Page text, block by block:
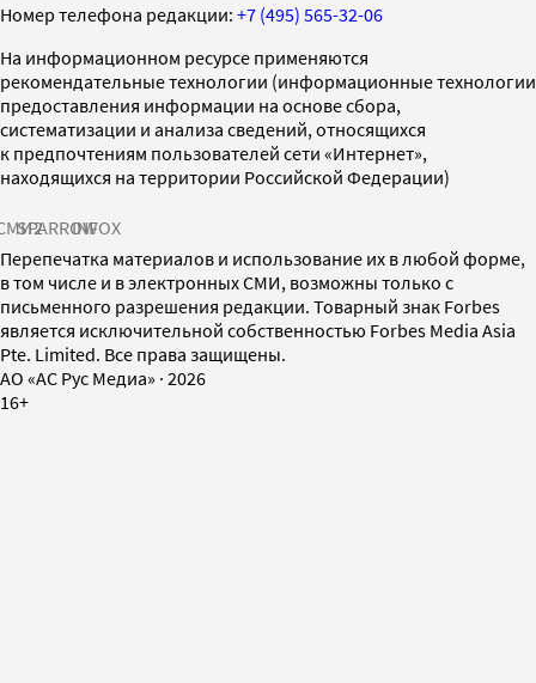
Номер телефона редакции: +7 (495) 565-32-06
На информационном ресурсе применяются
рекомендательные технологии (информационные технологии
предоставления информации на основе сбора,
систематизации и анализа сведений, относящихся
к предпочтениям пользователей сети «Интернет»,
находящихся на территории Российской Федерации)
SPARROWINFOX
Перепечатка материалов и использование их в любой форме,
в том числе и в электронных СМИ, возможны только с
письменного разрешения редакции. Товарный знак Forbes
является исключительной собственностью Forbes Media Asia
Pte. Limited. Все права защищены.
AO «АС Рус Медиа» · 2026
16+